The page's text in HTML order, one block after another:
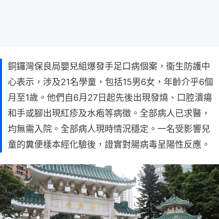
銅鑼灣保良局嬰兒組爆發手足口病個案，衞生防護中
心表示，涉及21名學童，包括15男6女，年齡介乎6個
月至1歲。他們自6月27日起先後出現發燒、口腔潰瘍
和手或腳出現紅疹及水疱等病徵。全部病人已求醫，
均無需入院。全部病人現時情況穩定。一名受影響兒
童的糞便樣本經化驗後，證實對腸病毒呈陽性反應。